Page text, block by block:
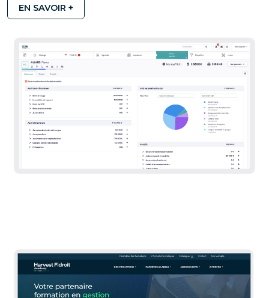
EN SAVOIR +